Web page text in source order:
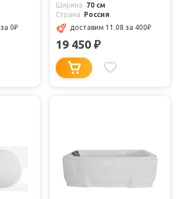
за 0₽
Ширина
70 см
Страна
Россия
доставим 11.08 за 400₽
19 450 ₽